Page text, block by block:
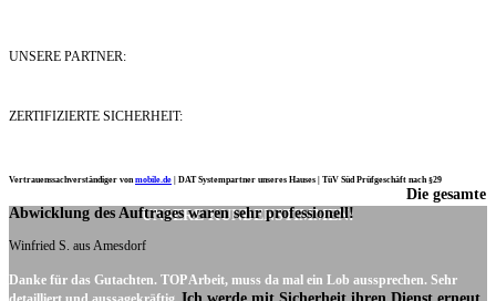
UNSERE PARTNER:
ZERTIFIZIERTE SICHERHEIT:
Vertrauenssachverständiger vonmobile.de DAT Systempartner unseres Hauses | TüV Süd Prüfgeschäft nach §29
UNSERE KUNDENSTIMMEN:
Die gesamte
Abwicklung des Auftrages waren sehr professionell!
Winfried S. aus Amesdorf
Danke für das Gutachten. TOP Arbeit, muss da mal ein Lob aussprechen. Sehr